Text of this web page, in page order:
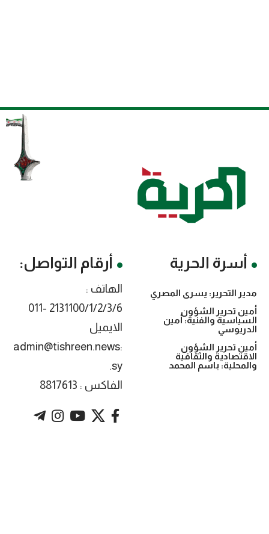
أسرة الحرية
مدير التحرير: يسرى المصري
أمين تحرير الشؤون
السياسية والفنية: أمين
الدريوسي
أمين تحرير الشؤون
الاقتصادية والثقافية
والمحلية: باسم المحمد
أرقام التواصل:
الهاتف :
2131100/1/2/3/6 -011
الايميل
:admin@tishreen.news
.sy
الفاكس : 8817613